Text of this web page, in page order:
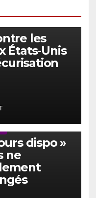
les
États-Unis
dispo »
ne